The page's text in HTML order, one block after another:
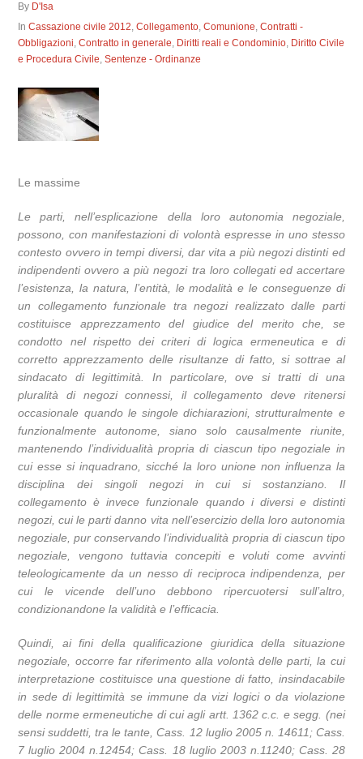
By D'Isa
InCassazione civile 2012,Collegamento,Comunione,Contratti -
Obbligazioni,Contratto in generale, Diritti reali e Condominio, Diritto Civile
e Procedura Civile,Sentenze - Ordinanze
Le massime
Le parti, nell’esplicazione della loro autonomia negoziale,
possono, con manifestazioni di volontà espresse in uno stesso
contesto ovvero in tempi diversi, dar vita a più negozi distinti ed
indipendenti ovvero a più negozi tra loro collegati ed accertare
l’esistenza, la natura, l’entità, le modalità e le conseguenze di
un collegamento funzionale tra negozi realizzato dalle parti
costituisce apprezzamento del giudice del merito che, se
condotto nel rispetto dei criteri di logica ermeneutica e di
corretto apprezzamento delle risultanze di fatto, si sottrae al
sindacato di legittimità. In particolare, ove si tratti di una
pluralità di negozi connessi, il collegamento deve ritenersi
occasionale quando le singole dichiarazioni, strutturalmente e
funzionalmente autonome, siano solo causalmente riunite,
mantenendo l’individualità propria di ciascun tipo negoziale in
cui esse si inquadrano, sicché la loro unione non influenza la
disciplina dei singoli negozi in cui si sostanziano. Il
collegamento è invece funzionale quando i diversi e distinti
negozi, cui le parti danno vita nell’esercizio della loro autonomia
negoziale, pur conservando l’individualità propria di ciascun tipo
negoziale, vengono tuttavia concepiti e voluti come avvinti
teleologicamente da un nesso di reciproca indipendenza, per
cui le vicende dell’uno debbono ripercuotersi sull’altro,
condizionandone la validità e l’efficacia.
Quindi, ai fini della qualificazione giuridica della situazione
negoziale, occorre far riferimento alla volontà delle parti, la cui
interpretazione costituisce una questione di fatto, insindacabile
in sede di legittimità se immune da vizi logici o da violazione
delle norme ermeneutiche di cui agli artt. 1362 c.c. e segg. (nei
sensi suddetti, tra le tante, Cass. 12 luglio 2005 n. 14611; Cass.
7 luglio 2004 n.12454; Cass. 18 luglio 2003 n.11240; Cass. 28